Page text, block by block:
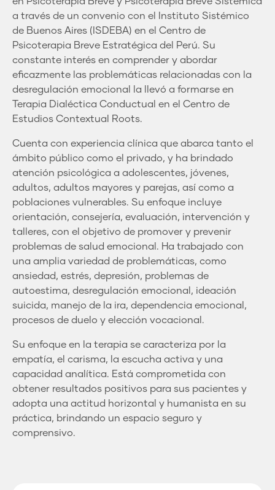
a través de un convenio con el Instituto Sistémico
de Buenos Aires (ISDEBA) en el Centro de
Psicoterapia Breve Estratégica del Perú. Su
constante interés en comprender y abordar
eficazmente las problemáticas relacionadas con la
desregulación emocional la llevó a formarse en
Terapia Dialéctica Conductual en el Centro de
Estudios Contextual Roots.
Cuenta con experiencia clínica que abarca tanto el
ámbito público como el privado, y ha brindado
atención psicológica a adolescentes, jóvenes,
adultos, adultos mayores y parejas, así como a
poblaciones vulnerables. Su enfoque incluye
orientación, consejería, evaluación, intervención y
talleres, con el objetivo de promover y prevenir
problemas de salud emocional. Ha trabajado con
una amplia variedad de problemáticas, como
ansiedad, estrés, depresión, problemas de
autoestima, desregulación emocional, ideación
suicida, manejo de la ira, dependencia emocional,
procesos de duelo y elección vocacional.
Su enfoque en la terapia se caracteriza por la
empatía, el carisma, la escucha activa y una
capacidad analítica. Está comprometida con
obtener resultados positivos para sus pacientes y
adopta una actitud horizontal y humanista en su
práctica, brindando un espacio seguro y
comprensivo.